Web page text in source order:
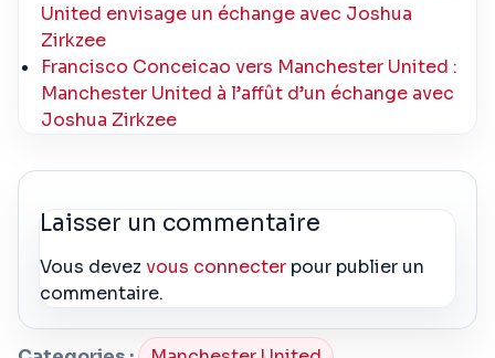
United envisage un échange avec Joshua
Zirkzee
Francisco Conceicao vers Manchester United :
Manchester United à l’affût d’un échange avec
Joshua Zirkzee
Laisser un commentaire
Vous devezvous connecter pour publier un
commentaire.